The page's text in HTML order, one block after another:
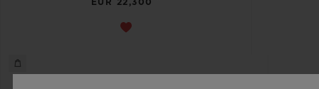
EUR 22,300